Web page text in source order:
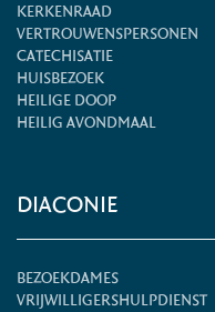
KERKENRAAD
VERTROUWENSPERSONEN
CATECHISATIE
HUISBEZOEK
HEILIGE DOOP
HEILIG AVONDMAAL
DIACONIE
BEZOEKDAMES
VRIJWILLIGERSHULPDIENST